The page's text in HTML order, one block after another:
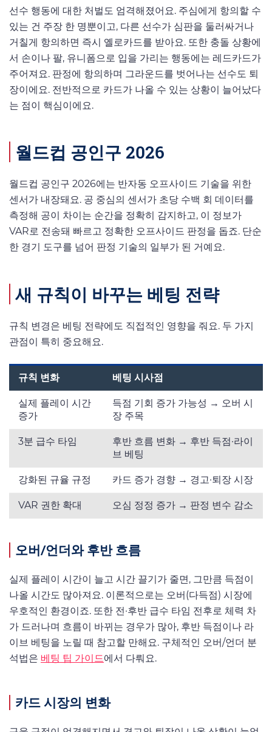
선수 행동에 대한 처벌도 엄격해졌어요. 주심에게 항의할 수
있는 건 주장 한 명뿐이고, 다른 선수가 심판을 둘러싸거나
거칠게 항의하면 즉시 옐로카드를 받아요. 또한 충돌 상황에
서 손이나 팔, 유니폼으로 입을 가리는 행동에는 레드카드가
주어져요. 판정에 항의하며 그라운드를 벗어나는 선수도 퇴
장이에요. 전반적으로 카드가 나올 수 있는 상황이 늘어났다
는 점이 핵심이에요.
월드컵 공인구 2026
월드컵 공인구 2026에는 반자동 오프사이드 기술을 위한
센서가 내장돼요. 공 중심의 센서가 초당 수백 회 데이터를
측정해 공이 차이는 순간을 정확히 감지하고, 이 정보가
VAR로 전송돼 빠르고 정확한 오프사이드 판정을 돕죠. 단순
한 경기 도구를 넘어 판정 기술의 일부가 된 거예요.
새 규칙이 바꾸는 베팅 전략
규칙 변경은 베팅 전략에도 직접적인 영향을 줘요. 두 가지
관점이 특히 중요해요.
규칙 변화 베팅 시사점
실제 플레이 시간
증가
득점 기회 증가 가능성 → 오버 시
장 주목
3분 급수 타임
후반 흐름 변화 → 후반 득점·라이
브 베팅
강화된 규율 규정 카드 증가 경향 → 경고·퇴장 시장
VAR 권한 확대 오심 정정 증가 → 판정 변수 감소
오버/언더와 후반 흐름
실제 플레이 시간이 늘고 시간 끌기가 줄면, 그만큼 득점이
나올 시간도 많아져요. 이론적으로는 오버(다득점) 시장에
우호적인 환경이죠. 또한 전·후반 급수 타임 전후로 체력 차
가 드러나며 흐름이 바뀌는 경우가 많아, 후반 득점이나 라
이브 베팅을 노릴 때 참고할 만해요. 구체적인 오버/언더 분
석법은 베팅 팁 가이드에서 다뤄요.
카드 시장의 변화